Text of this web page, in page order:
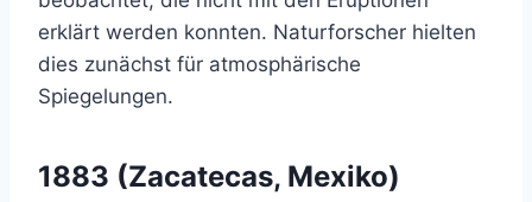
erklärt werden konnten. Naturforscher hielten
dies zunächst für atmosphärische
Spiegelungen.
1883 (Zacatecas, Mexiko)